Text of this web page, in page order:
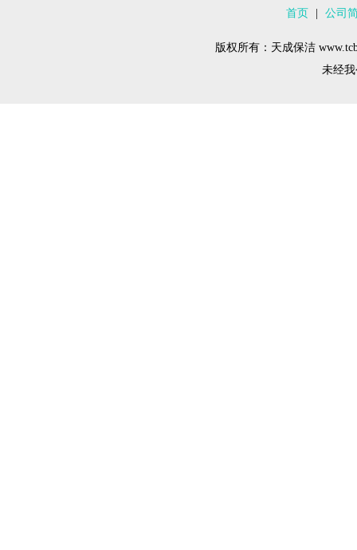
首页 公司
版权所有：天成保洁
未经